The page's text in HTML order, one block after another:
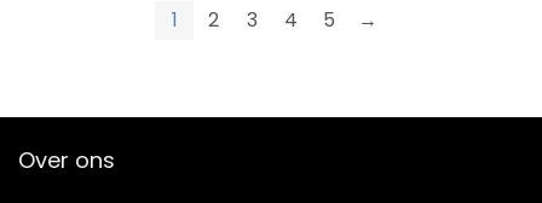
1 2 3 4 5 →
Over ons